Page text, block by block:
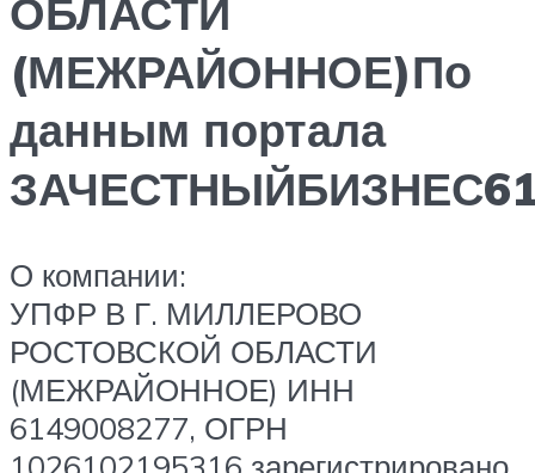
ОБЛАСТИ
(МЕЖРАЙОННОЕ)По
данным портала
О компании:
УПФР В Г. МИЛЛЕРОВО
РОСТОВСКОЙ ОБЛАСТИ
(МЕЖРАЙОННОЕ) ИНН
6149008277, ОГРН